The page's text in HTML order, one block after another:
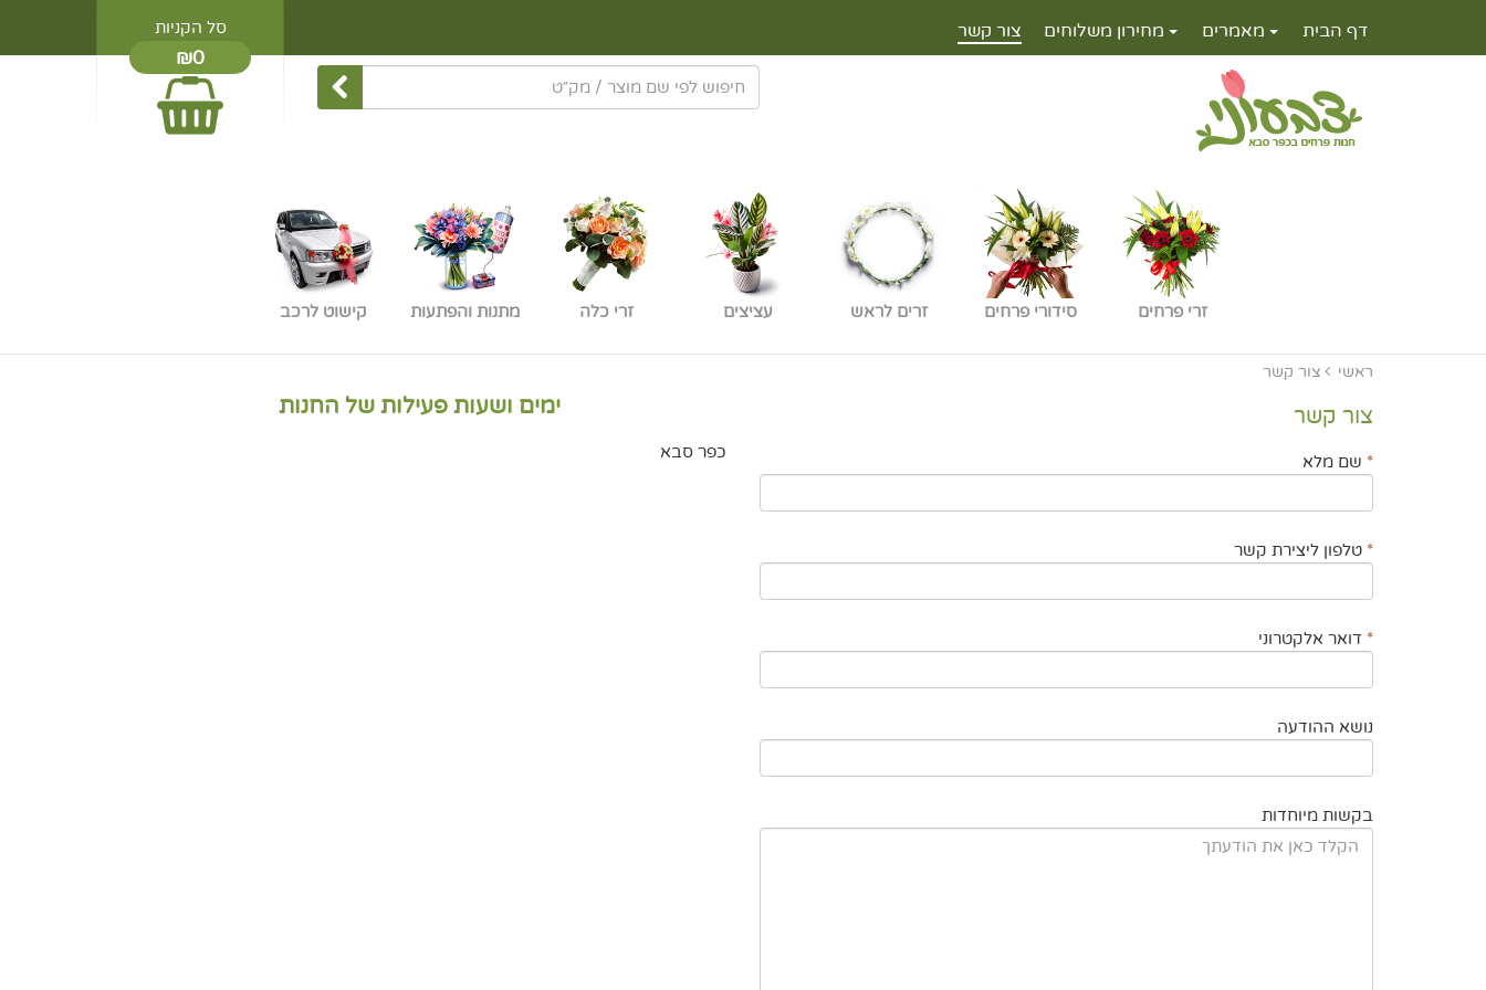
סל הקניות
₪0
דף הבית מאמרים מחירון משלוחים צור קשר
זרי פרחים סידורי פרחים זרים לראש עציצים זרי כלה מתנות והפתעות קישוט לרכב
ראשי צור קשר
צור קשר
* שם מלא
* טלפון ליצירת קשר
* דואר אלקטרוני
נושא ההודעה
בקשות מיוחדות
ימים ושעות פעילות של החנות
כפר סבא